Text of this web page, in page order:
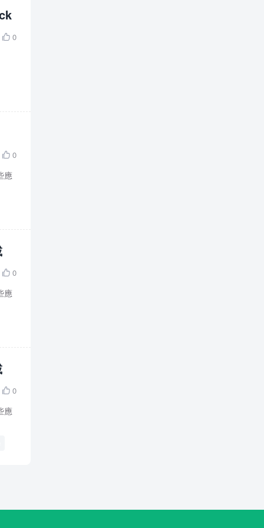
 0
 0
應
 0
應
 0
應